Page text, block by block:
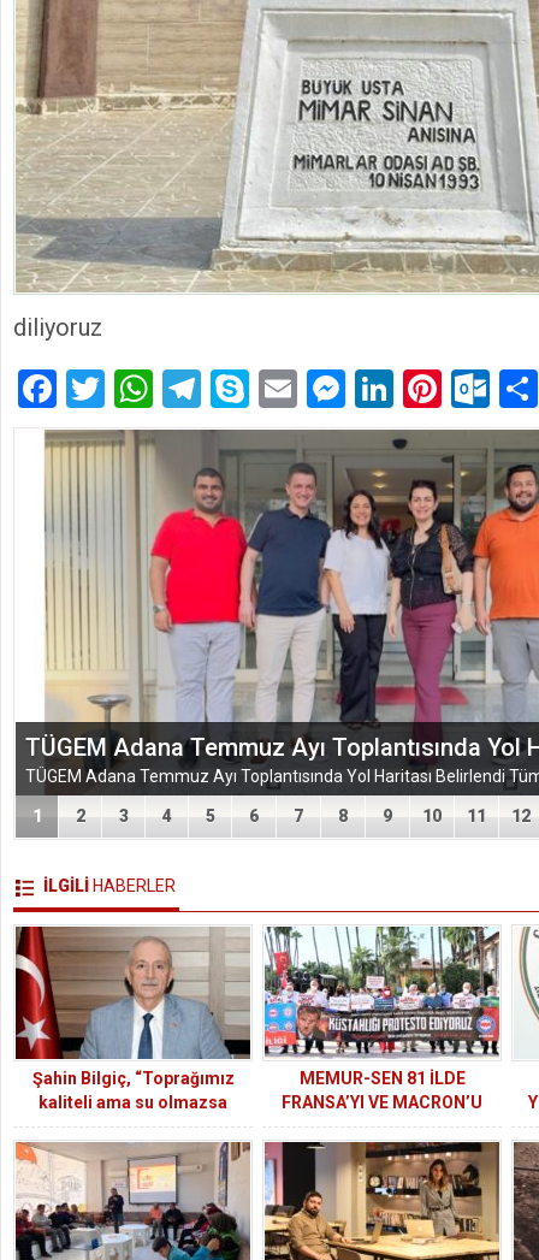
diliyoruz
Facebook
Twitter
WhatsApp
Telegram
SkypeEmailMessenger
LinkedIn
EĞİTİM-BİR-SEN ADANA ŞUBESİ’NDEN
VEFA VE DAYANIŞMA ÇIKARMASI
1 2 3 4 5 6 7 8 9 10 11 12
İLGİLİHABERLER
Şahin Bilgiç, “Toprağımız
kaliteli ama su olmazsa
yeşilden mahrum kalırız”
MEMUR-SEN 81 İLDE
FRANSA’YI VE MACRON’U
PROTESTO ETTİ